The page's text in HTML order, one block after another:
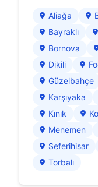
Aliağa
Bayraklı
Bornova
Dikili
Güzelbahçe
Karşıyaka
Kınık
Menemen
Seferihisar
Torbalı